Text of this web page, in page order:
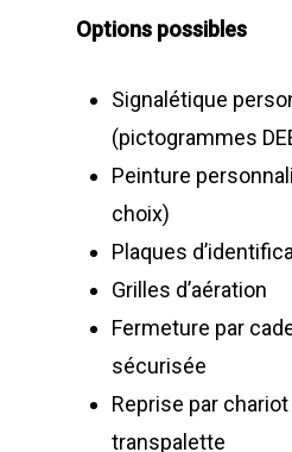
Options possibles
Signalétique
(pictogrammes
Peinture
choix)
Plaques
Grilles d’aération
Fermeture par
sécurisée
Reprise par
transpalette